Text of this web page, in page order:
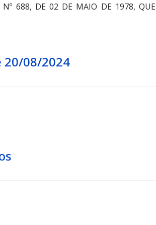
Nº 688, DE 02 DE MAIO DE 1978, QUE
20/08/2024